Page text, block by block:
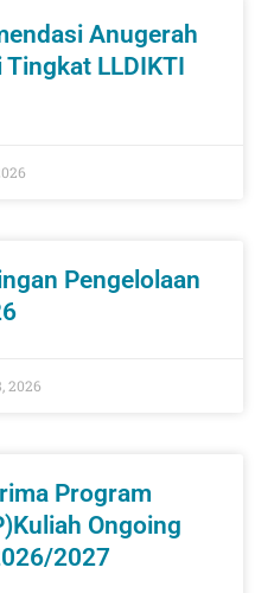
Anugerah
LLDIKTI
Pengelolaan
2026
Program
Ongoing
2027